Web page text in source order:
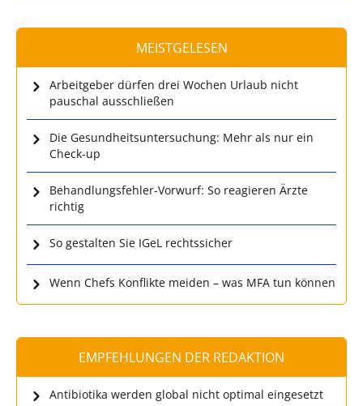
MEISTGELESEN
Arbeitgeber dürfen drei Wochen Urlaub nicht
pauschal ausschließen
Die Gesundheitsuntersuchung: Mehr als nur ein
Check-up
Behandlungsfehler-Vorwurf: So reagieren Ärzte
richtig
So gestalten Sie IGeL rechtssicher
Wenn Chefs Konflikte meiden – was MFA tun können
EMPFEHLUNGEN DER REDAKTION
Antibiotika werden global nicht optimal eingesetzt